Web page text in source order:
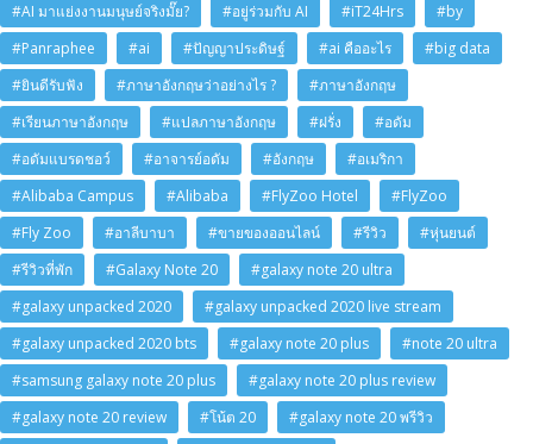
#AI มาแย่งงานมนุษย์จริงมั๊ย?
#อยู่ร่วมกับ AI #iT24Hrs
#by
#Panraphee
#ai #ปัญญาประดิษฐ์ #ai คืออะไร
#big data
#ยินดีรับฟัง
#ภาษาอังกฤษว่าอย่างไร ?
#ภาษาอังกฤษ
#เรียนภาษาอังกฤษ
#แปลภาษาอังกฤษ #ฝรั่ง
#อดัม
#อดัมแบรดชอว์
#อาจารย์อดัม #อังกฤษ
#อเมริกา
#Alibaba Campus
#Alibaba #FlyZoo Hotel
#FlyZoo
#Fly Zoo
#อาลีบาบา #ขายของออนไลน์ #รีวิว
#หุ่นยนต์
#รีวิวที่พัก
#Galaxy Note 20
#galaxy note 20 ultra
#galaxy unpacked 2020
#galaxy unpacked 2020 live stream
#galaxy unpacked 2020 bts
#galaxy note 20 plus
#note 20 ultra
#samsung galaxy note 20 plus
#galaxy note 20 plus review
#galaxy note 20 review
#โน้ต 20 #galaxy note 20 พรีวิว